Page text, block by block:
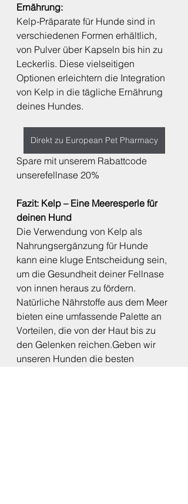
Ernährung:
Kelp-Präparate für Hunde sind in
verschiedenen Formen erhältlich,
von Pulver über Kapseln bis hin zu
Leckerlis. Diese vielseitigen
Optionen erleichtern die Integration
von Kelp in die tägliche Ernährung
deines Hundes.
Direkt zu European Pet Pharmacy
Spare mit unserem Rabattcode
unserefellnase 20%
Fazit: Kelp – Eine Meeresperle für
deinen Hund
Die Verwendung von Kelp als
Nahrungsergänzung für Hunde
kann eine kluge Entscheidung sein,
um die Gesundheit deiner Fellnase
von innen heraus zu fördern.
Natürliche Nährstoffe aus dem Meer
bieten eine umfassende Palette an
Vorteilen, die von der Haut bis zu
den Gelenken reichen.Geben wir
unseren Hunden die besten